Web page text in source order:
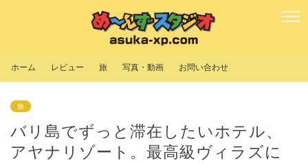
ホーム レビュー 旅 写真・動画 お問い合わせ
旅
バリ島でずっと滞在したいホテル、
アヤナリゾート。最高級ヴィラズに